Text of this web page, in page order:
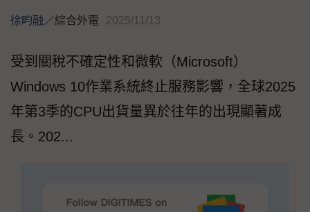
徐畇融／綜合外電 2025/11/13
受到關稅不確定性和微軟（Microsoft）
Windows 10作業系統終止服務影響，全球2025
年第3季的CPU出貨量異於往年的出現顯著成
長。202...